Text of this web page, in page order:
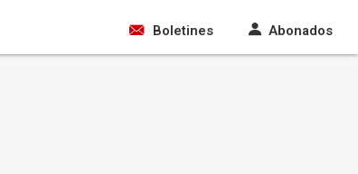
Boletines Abonados